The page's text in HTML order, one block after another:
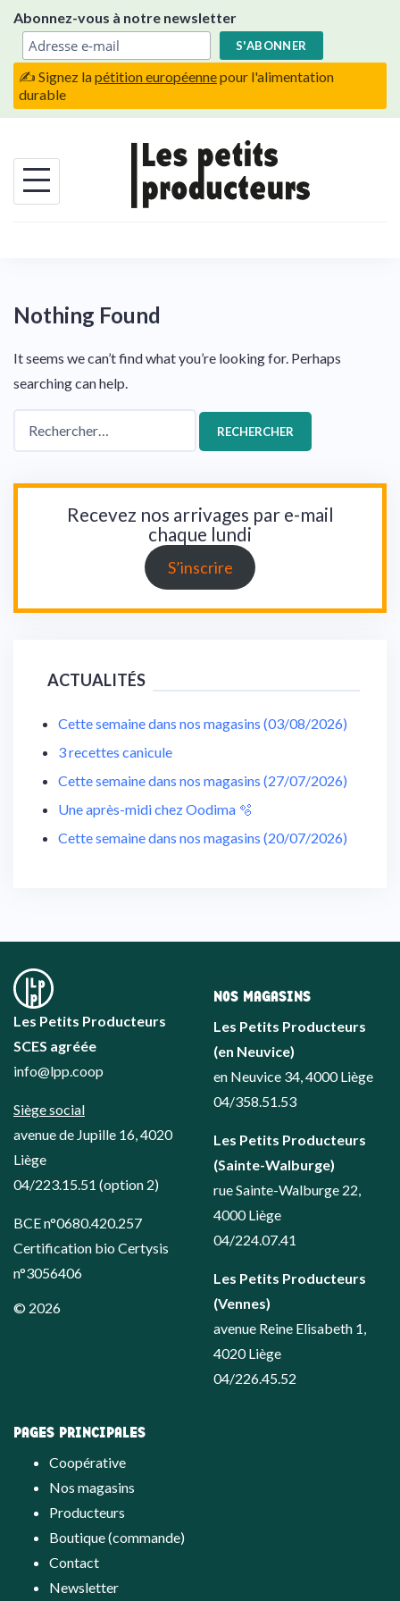
content
Abonnez-vous à notre newsletter
✍️ Signez lapétition européennepour l'alimentation
durable
Nothing Found
It seems we can’t find what you’re looking for. Perhaps
searching can help.
Rechercher :
Recevez nos arrivages par e-mail
chaque lundi
S’inscrire
ACTUALITÉS
Cette semaine dans nos magasins (03/08/2026)
3 recettes canicule
Cette semaine dans nos magasins (27/07/2026)
Une après-midi chez Oodima 🫧
Cette semaine dans nos magasins (20/07/2026)
Les Petits Producteurs
SCES agréée
info@lpp.coop
Siège social
avenue de Jupille 16, 4020
Liège
04/223.15.51 (option 2)
BCE n°0680.420.257
Certification bio Certysis
n°3056406
© 2026
NOS MAGASINS
Les Petits Producteurs
(en Neuvice)
en Neuvice 34, 4000 Liège
04/358.51.53
Les Petits Producteurs
(Sainte-Walburge)
rue Sainte-Walburge 22,
4000 Liège
04/224.07.41
Les Petits Producteurs
(Vennes)
avenue Reine Elisabeth 1,
4020 Liège
04/226.45.52
PAGES PRINCIPALES
Coopérative
Nos magasins
Producteurs
Boutique (commande)
Contact
Newsletter